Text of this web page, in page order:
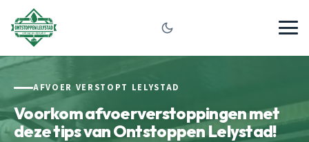
AFVOER VERSTOPT LELYSTAD
Voorkom afvoerverstoppingen met
deze tips van Ontstoppen Lelystad!